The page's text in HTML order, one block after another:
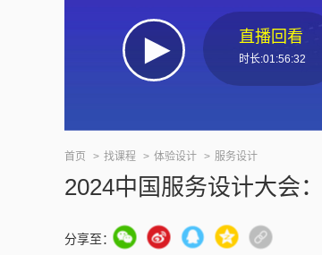
直播回看
时长:01:56:32
首页 找课程 体验设计 服务设计
2024中国服务设计大会
分享至：